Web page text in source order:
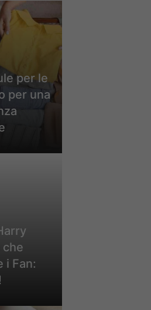
per le
per una
che
i Fan: